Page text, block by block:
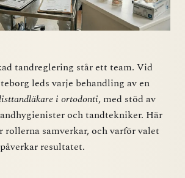
tandreglering står ett team. Vid
leds varje behandling av en
i ortodonti, med stöd av
och tandtekniker. Här
rollerna samverkar, och varför valet
påverkar resultatet.